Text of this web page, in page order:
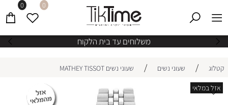
משלוחים עד בית הלקוח
0 0
קטלוג / שעוני נשים / שעוני נשים MATHEY TISSOT
אזל במלאי